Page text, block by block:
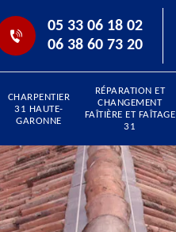
05 33 06 18 02
06 38 60 73 20
CHARPENTIER
31 HAUTE-
GARONNE
RÉPARATION ET
CHANGEMENT
FAÎTIÈRE ET FAÎTAGE
31